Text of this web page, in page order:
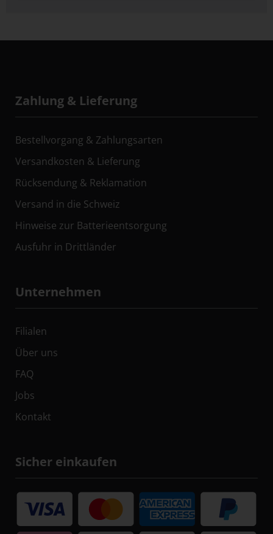
Zahlung & Lieferung
Bestellvorgang & Zahlungsarten
Versandkosten & Lieferung
Rücksendung & Reklamation
Versand in die Schweiz
Hinweise zur Batterieentsorgung
Ausfuhr in Drittländer
Unternehmen
Filialen
Über uns
FAQ
Jobs
Kontakt
Sicher einkaufen